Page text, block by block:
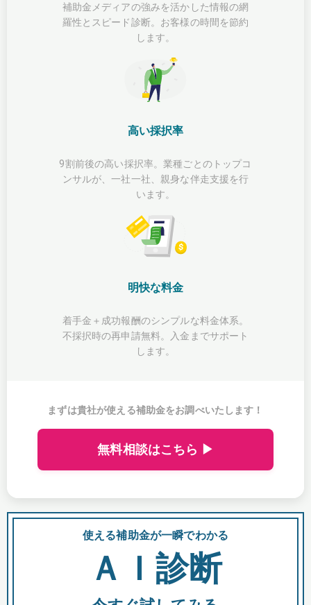
補助金メディアの強みを活かした情報の網
羅性とスピード診断。お客様の時間を節約
します。
高い採択率
9割前後の高い採択率。業種ごとのトップコ
ンサルが、一社一社、親身な伴走支援を行
います。
明快な料金
着手金＋成功報酬のシンプルな料金体系。
不採択時の再申請無料。入金までサポート
します。
まずは貴社が使える補助金をお調べいたします！
無料相談はこちら ▶
使える補助金が一瞬でわかる
ＡＩ診断